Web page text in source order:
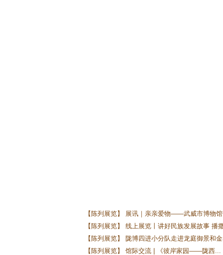
【陈列展览】 展讯｜亲亲爱物——武威市博物
【陈列展览】 线上展览丨讲好民族发展故事 播
【陈列展览】 陇博四进小分队走进龙庭御景和
【陈列展览】 馆际交流 | 《彼岸家园——陇西...